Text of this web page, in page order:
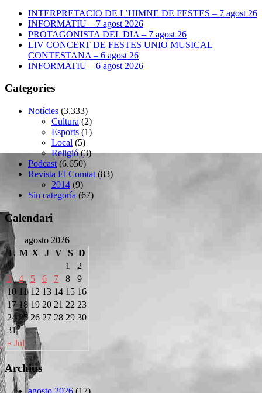
INTERPRETACIO DE L’HIMNE DE FESTES – 7 agost 26
INFORMATIU – 7 agost 2026
PROTAGONISTA DEL DIA – 7 agost 26
LIV CONCERT DE FESTES UNIO MUSICAL
CONTESTANA – 6 agost 26
INFORMATIU – 6 agost 2026
Categoríes
Notícies (3.333)
Cultura (2)
Esports (1)
Local (5)
Religió(3)
Podcast (6.650)
Revista El Comtat (83)
2014 (9)
Sin categoría (67)
Calendari
agosto 2026
L M X J V S D
« Jul
1
2
3
4 5 6 7 8
9
10 11 12 13 14 15 16
17 18 19 20 21 22 23
24 25 26 27 28 29 30
31
Archius
agosto 2026 (17)